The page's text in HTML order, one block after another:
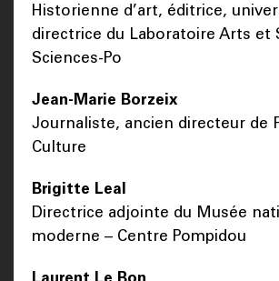
Historienne d’art, éditrice,
directrice du Laboratoire Arts et
Sciences-Po
Jean-Marie Borzeix
Journaliste, ancien directeur de
Culture
Brigitte Leal
Directrice adjointe du Musée
moderne – Centre Pompidou
Laurent Le Bon